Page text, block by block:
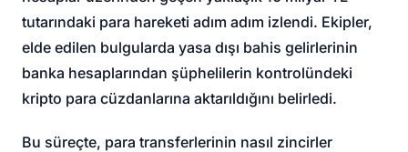
tutarındaki para hareketi adım adım izlendi. Ekipler,
elde edilen bulgularda yasa dışı bahis gelirlerinin
banka hesaplarından şüphelilerin kontrolündeki
kripto para cüzdanlarına aktarıldığını belirledi.
Bu süreçte, para transferlerinin nasıl zincirler